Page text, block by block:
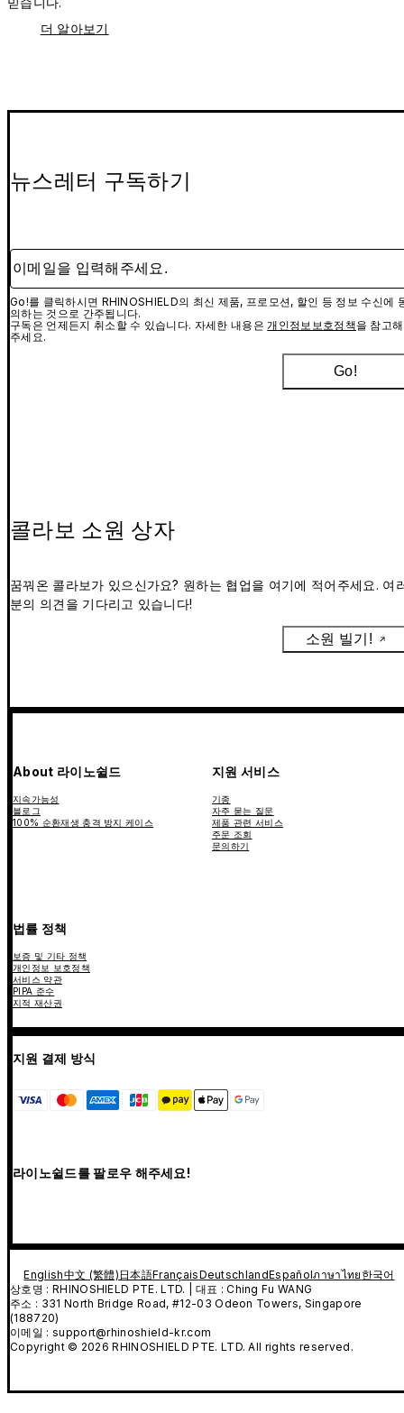
더 알아보기
뉴스레터 구독하기
이메일을 입력해주세요.
Go!를 클릭하시면 RHINOSHIELD의 최신 제품, 프로모션, 할인 등 정보 수신에
의하는 것으로 간주됩니다.
구독은 언제든지 취소할 수 있습니다. 자세한 내용은개인정보보호정책을 참고해
주세요.
Go!
콜라보 소원 상자
꿈꿔온 콜라보가 있으신가요? 원하는 협업을 여기에 적어주세요. 여
분의 의견을 기다리고 있습니다!
소원 빌기!
About 라이노쉴드
지속가능성
블로그
100% 순환재생 충격 방지 케이스
지원 서비스
기종
자주 묻는 질문
제품 관련 서비스
주문 조회
문의하기
법률 정책
보증 및 기타 정책
개인정보 보호정책
서비스 약관
PIPA 준수
지적 재산권
지원 결제 방식
라이노쉴드를 팔로우 해주세요!
English中文 (繁體) 日本語FrançaisDeutschlandEspañolภาษาไทย 한국어
상호명 : RHINOSHIELD PTE. LTD. | 대표 : Ching Fu WANG
주소 : 331 North Bridge Road, #12-03 Odeon Towers, Singapore
(188720)
이메일 : support@rhinoshield-kr.com
Copyright © 2026 RHINOSHIELD PTE. LTD. All rights reserved.